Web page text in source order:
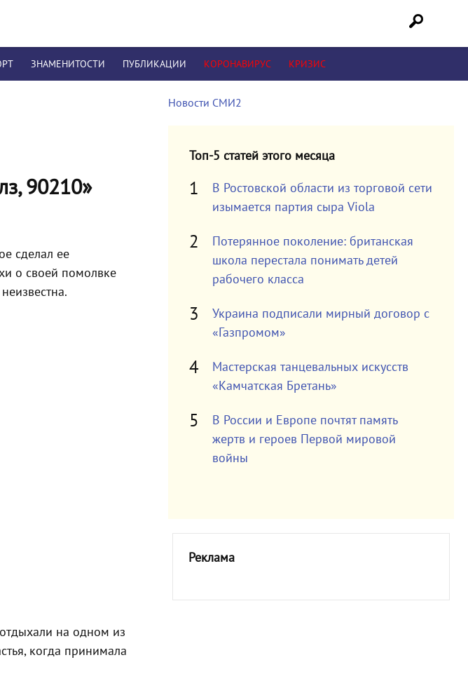
ЗНАМЕНИТОСТИ ПУБЛИКАЦИИ КОРОНАВИРУС КРИЗИС
90210»
сделал ее
о своей помолвке
на одном из
когда принимала
Новости СМИ2
Топ-5 статей этого месяца
В Ростовской области из торговой сети
изымается партия сыра Viola
Потерянное поколение: британская
школа перестала понимать детей
рабочего класса
Украина подписали мирный договор с
«Газпромом»
Мастерская танцевальных искусств
«Камчатская Бретань»
В России и Европе почтят память
жертв и героев Первой мировой
войны
Реклама